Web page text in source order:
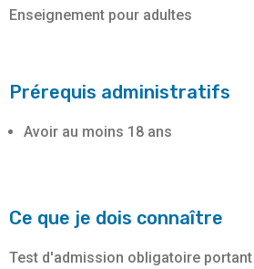
Enseignement pour adultes
Prérequis administratifs
Avoir au moins 18 ans
Ce que je dois connaître
Test d'admission obligatoire